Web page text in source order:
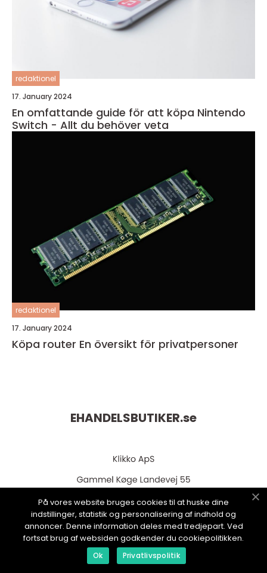
redaktionel
17. January 2024
En omfattande guide för att köpa Nintendo
Switch - Allt du behöver veta
redaktionel
17. January 2024
Köpa router En översikt för privatpersoner
EHANDELSBUTIKER.se
web:www.klikko.dk
På vores website bruges cookies til at huske dine
indstillinger, statistik og personalisering af indhold og
annoncer. Denne information deles med tredjepart. Ved
fortsat brug af websiden godkender du cookiepolitikken.
Ok Privatlivspolitik